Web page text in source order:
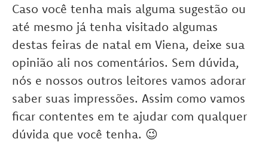
Caso você tenha mais alguma sugestão ou
até mesmo já tenha visitado algumas
destas feiras de natal em Viena, deixe sua
opinião ali nos comentários. Sem dúvida,
nós e nossos outros leitores vamos adorar
saber suas impressões. Assim como vamos
ficar contentes em te ajudar com qualquer
dúvida que você tenha. 😉